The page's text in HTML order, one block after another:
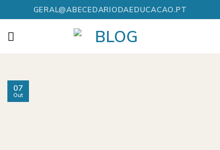
to
content
GERAL@ABECEDARIODAEDUCACAO.PT
07
Out